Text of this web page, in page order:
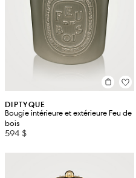
DIPTYQUE
Bougie intérieure et extérieure Feu de
bois
594 $